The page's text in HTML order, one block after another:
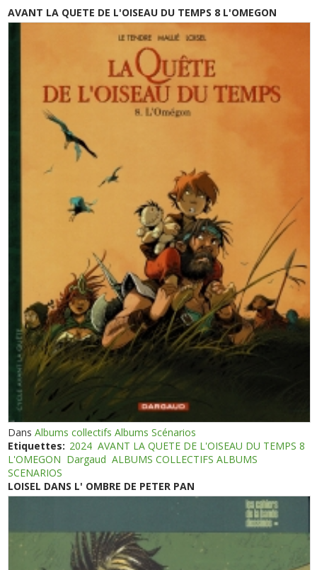
AVANT LA QUETE DE L'OISEAU DU TEMPS 8 L'OMEGON
DansAlbums collectifs Albums Scénarios
Etiquettes: 2024 AVANT LA QUETE DE L'OISEAU DU TEMPS 8
L'OMEGON Dargaud ALBUMS COLLECTIFS ALBUMS
SCENARIOS
LOISEL DANS L' OMBRE DE PETER PAN